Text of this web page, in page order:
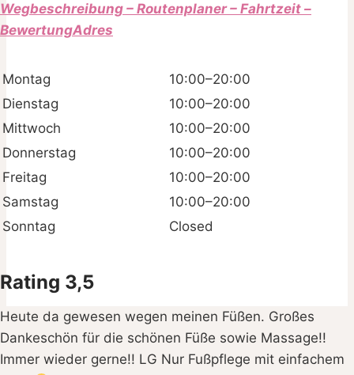
Wegbeschreibung – Routenplaner – Fahrtzeit –
BewertungAdres
Montag
10:00–20:00
Dienstag
10:00–20:00
Mittwoch
10:00–20:00
Donnerstag
10:00–20:00
Freitag
10:00–20:00
Samstag
10:00–20:00
Sonntag
Closed
Rating 3,5
Heute da gewesen wegen meinen Füßen. Großes
Dankeschön für die schönen Füße sowie Massage!!
Immer wieder gerne!! LG Nur Fußpflege mit einfachem